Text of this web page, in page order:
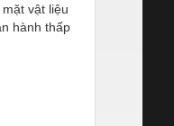
vật liệu
hành thấp